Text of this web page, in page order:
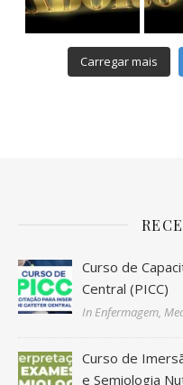
Carregar mais
Curso de
Central (PICC)
In Enfermagem,
Curso de
e Semiologia